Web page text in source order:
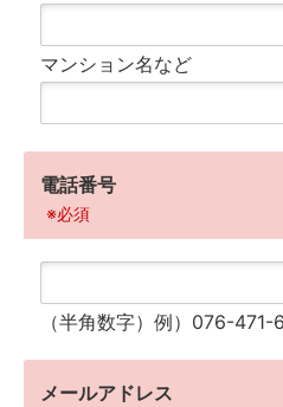
マンション名など
電話番号
※必須
（半角数字）例）076-471-
メールアドレス